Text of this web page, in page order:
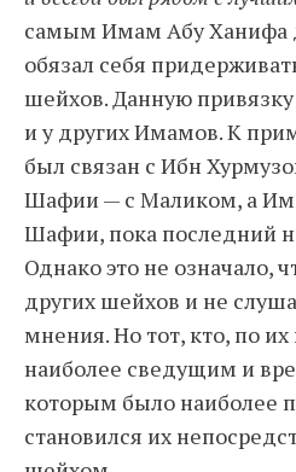
самым Имам Абу Ханифа
обязал себя
шейхов. Данную
и у других Имамов. К
был связан с Ибн
Шафии — с Маликом, а
Шафии, пока последний
Однако это не означало,
других шейхов и не
мнения. Но тот, кто, по
наиболее сведущим и
которым было наиболее
становился их